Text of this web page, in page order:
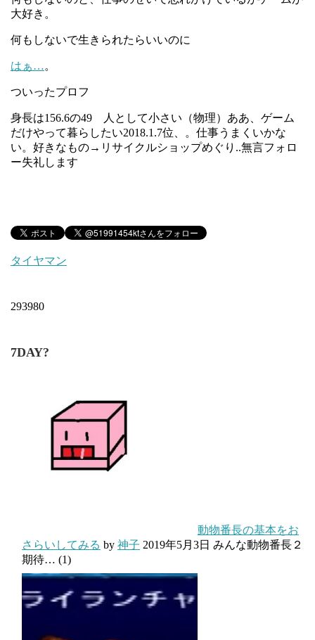
大好き。
何もしないで生きられたらいいのに
はぁ…。
ついったプロフ
身長は156.6の49 人として小さい（物理）ああ、ゲーム
だけやって暮らしたい2018.1.7位、。仕事うまくいかな
い。好きなもの→リサイクルショップめぐり..無言フォロ
ー失礼します
タイヤマン
293980
7DAY?
動物番長の基本をお
さらいしてみる by 神子 2019年5月3日 みんな動物番長２
期待… (1)